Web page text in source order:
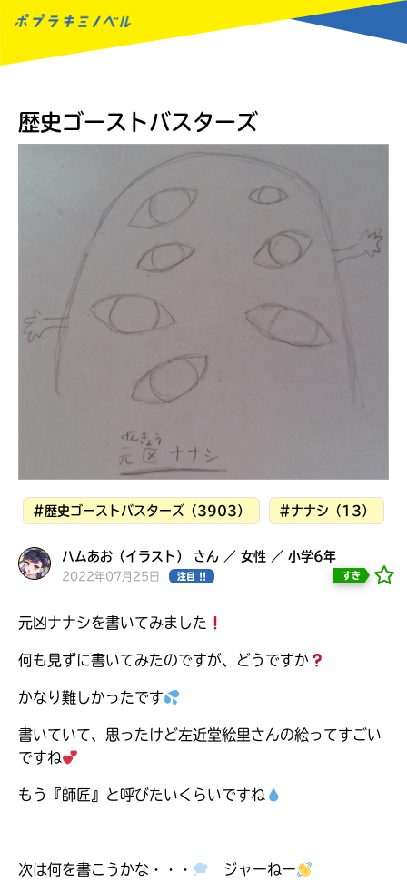
本を飛び出して
みんなとおしゃべり
できる掲示板
歴史ゴーストバスターズ
#歴史ゴーストバスターズ（3903） #ナナシ（13）
ハムあお（イラスト） さん ／ 女性 ／ 小学6年
2022年07月25日 注目 !! すき
元凶ナナシを書いてみました
何も見ずに書いてみたのですが、どうですか
かなり難しかったです
書いていて、思ったけど左近堂絵里さんの絵ってすごい
ですね
もう『師匠』と呼びたいくらいですね
次は何を書こうかな・・・ ジャーねー